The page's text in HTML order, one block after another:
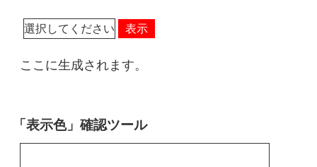
表示
ここに生成されます。
「表示色」確認ツール